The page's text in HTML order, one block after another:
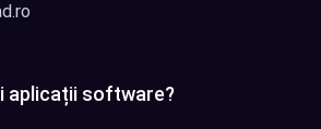
aplicații software?